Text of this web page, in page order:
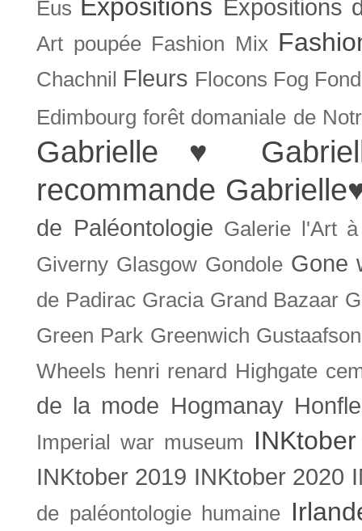
Eus Expositions Expositions
Art poupée Fashion Mix
Chachnil Fleurs Flocons Fog
Edimbourg forêt domaniale de
Gabrielle ♥
recommande
de Paléontologie Galerie l'Art
Giverny Glasgow Gondole Gone
de Padirac Gracia Grand Bazaar
Green Park Greenwich Gustaafson
Wheels henri renard Highgate
de la mode Hogmanay
Imperial war museum INKtober
INKtober 2019 INKtober 2020
de paléontologie humaine